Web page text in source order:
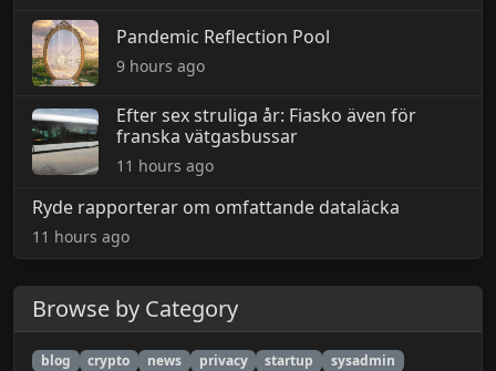
Pandemic Reflection Pool
9 hours ago
Efter sex struliga år: Fiasko även för
franska vätgasbussar
11 hours ago
Ryde rapporterar om omfattande dataläcka
11 hours ago
Browse by Category
blog crypto news privacy startup
sysadmin